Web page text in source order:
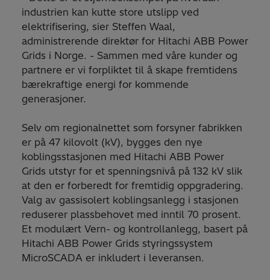
industrien kan kutte store utslipp ved
elektrifisering, sier Steffen Waal,
administrerende direktør for Hitachi ABB Power
Grids i Norge. - Sammen med våre kunder og
partnere er vi forpliktet til å skape fremtidens
bærekraftige energi for kommende
generasjoner.
Selv om regionalnettet som forsyner fabrikken
er på 47 kilovolt (kV), bygges den nye
koblingsstasjonen med Hitachi ABB Power
Grids utstyr for et spenningsnivå på 132 kV slik
at den er forberedt for fremtidig oppgradering.
Valg av gassisolert koblingsanlegg i stasjonen
reduserer plassbehovet med inntil 70 prosent.
Et modulært Vern- og kontrollanlegg, basert på
Hitachi ABB Power Grids styringssystem
MicroSCADA er inkludert i leveransen.